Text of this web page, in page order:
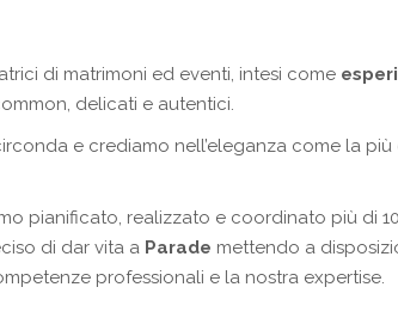
di matrimoni ed eventi, intesi come
delicati e autentici.
e crediamo nell’eleganza come la
pianificato, realizzato e coordinato più di
di dar vita a Parade mettendo a
professionali e la nostra expertise.